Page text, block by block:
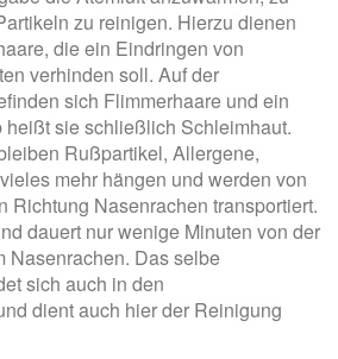
zu reinigen. Hierzu dienen
die ein Eindringen von
verhinden soll. Auf der
sich Flimmerhaare und ein
sie schließlich Schleimhaut.
Rußpartikel, Allergene,
mehr hängen und werden von
Richtung Nasenrachen transportiert.
dauert nur wenige Minuten von der
Nasenrachen. Das selbe
sich auch in den
dient auch hier der Reinigung